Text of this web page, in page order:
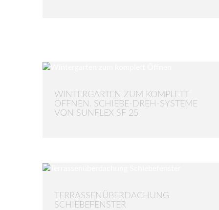
WINTERGARTEN ZUM KOMPLETT
ÖFFNEN. SCHIEBE-DREH-SYSTEME
VON SUNFLEX SF 25
TERRASSENÜBERDACHUNG
SCHIEBEFENSTER